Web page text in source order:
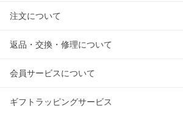
注文について
返品・交換・修理について
会員サービスについて
ギフトラッピングサービス